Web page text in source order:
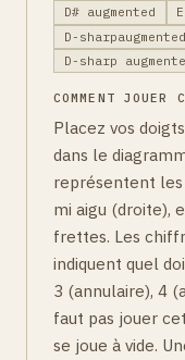
D# augmented
D-sharpaugmented
D-sharp
COMMENT JOUER
Placez vos
dans le
représentent les
mi aigu (droite),
frettes. Les
indiquent quel
3 (annulaire), 4
faut pas jouer
se joue à vide.